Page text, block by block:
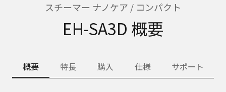
スチーマー ナノケア / コンパクト
EH-SA3D 概要
概要 特長 購入 仕様 サポート